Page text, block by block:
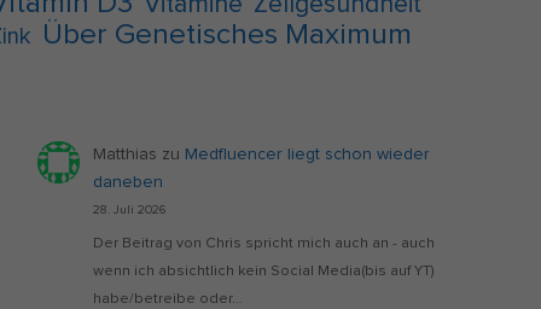
Über Genetisches Maximum
Matthias zu Medfluencer liegt schon wieder
daneben
28. Juli 2026
Der Beitrag von Chris spricht mich auch an - auch
wenn ich absichtlich kein Social Media(bis auf YT)
habe/betreibe oder…